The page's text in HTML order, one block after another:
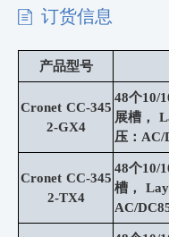
订货信息
产品型号
Cronet CC-345
2-GX4
48个10/
展槽，
压：AC/
Cronet CC-345
2-TX4
48个10/
槽，
AC/